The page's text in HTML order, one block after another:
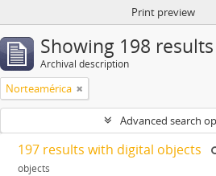
Print preview
Showing 198 results
Archival description
Norteamérica
Advanced search
197 results with digital objects
objects